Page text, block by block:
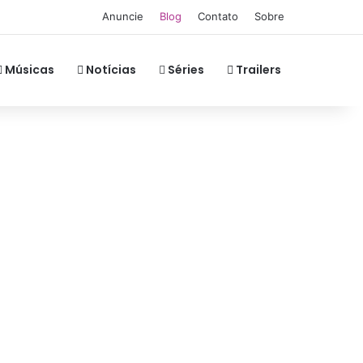
Anuncie Blog Contato Sobre
Músicas Notícias Séries Trailers